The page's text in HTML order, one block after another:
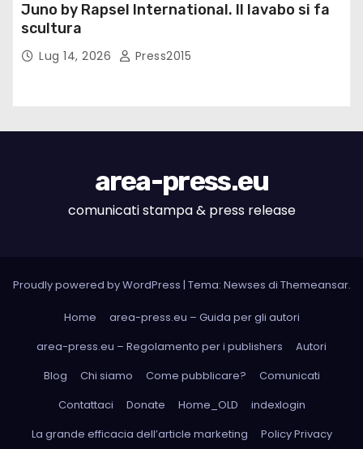
Juno by Rapsel International. Il lavabo si fa
scultura
Lug 14, 2026 Press2015
area-press.eu
comunicati stampa & press release
Proudly powered by WordPress | Tema: Newses di Themeansar.
Home
area-press.eu – Guida per gli autori
area-press.eu – Regolamento per i publishers
Autori
Blog
Chi siamo Come pubblicare?
Comunicati
Contattaci
Donate Home_OLD
indexlogin
La grande efficacia dell’article marketing
Policy Privacy